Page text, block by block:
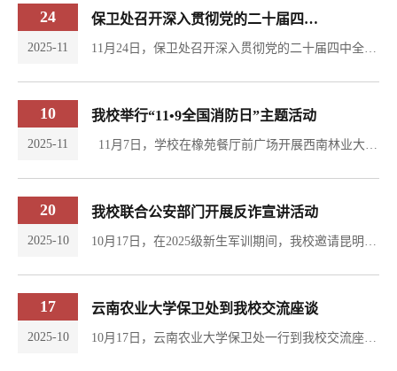
24
2025-11
保卫处召开深入贯彻党的二十届四中全会精神专题学习会议
10
2025-11
我校举行“11•9全国消防日”主题活动
20
2025-10
我校联合公安部门开展反诈宣讲活动
17
2025-10
云南农业大学保卫处到我校交流座谈